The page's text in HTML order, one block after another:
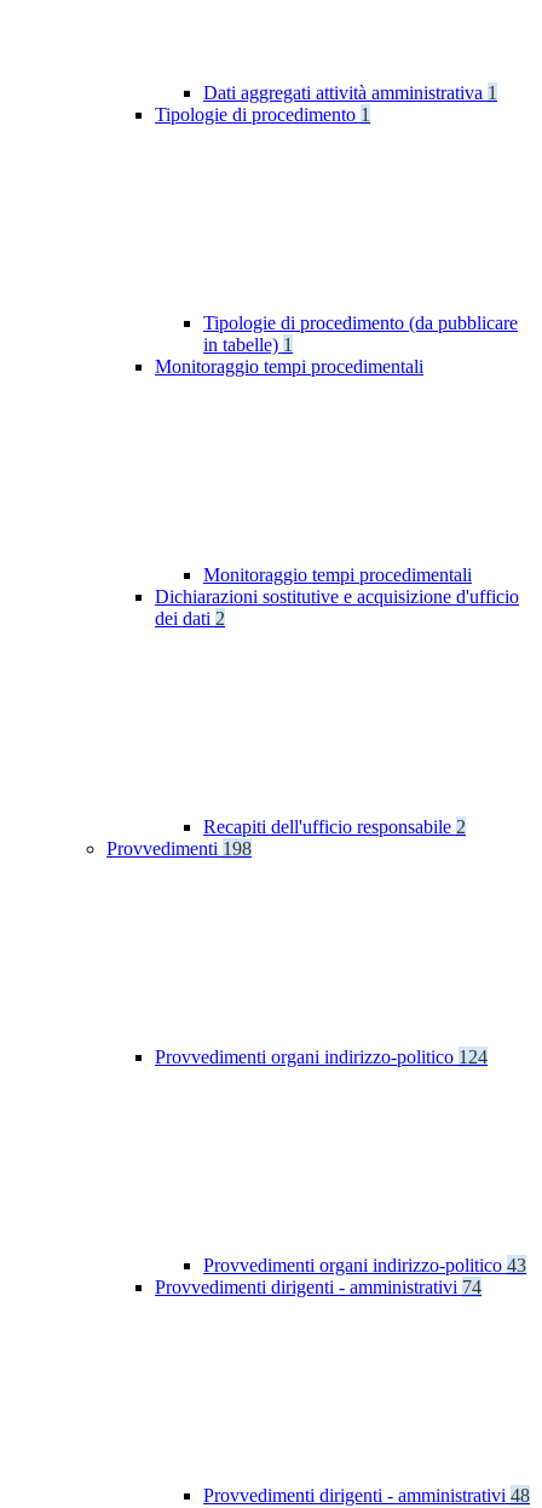
Dati aggregati attività amministrativa 1
Tipologie di procedimento 1
Tipologie di procedimento (da pubblicare
in tabelle) 1
Monitoraggio tempi procedimentali
Monitoraggio tempi procedimentali
Dichiarazioni sostitutive e acquisizione d'ufficio
dei dati 2
Recapiti dell'ufficio responsabile 2
Provvedimenti 198
Provvedimenti organi indirizzo-politico 124
Provvedimenti organi indirizzo-politico 43
Provvedimenti dirigenti - amministrativi 74
Provvedimenti dirigenti - amministrativi 48